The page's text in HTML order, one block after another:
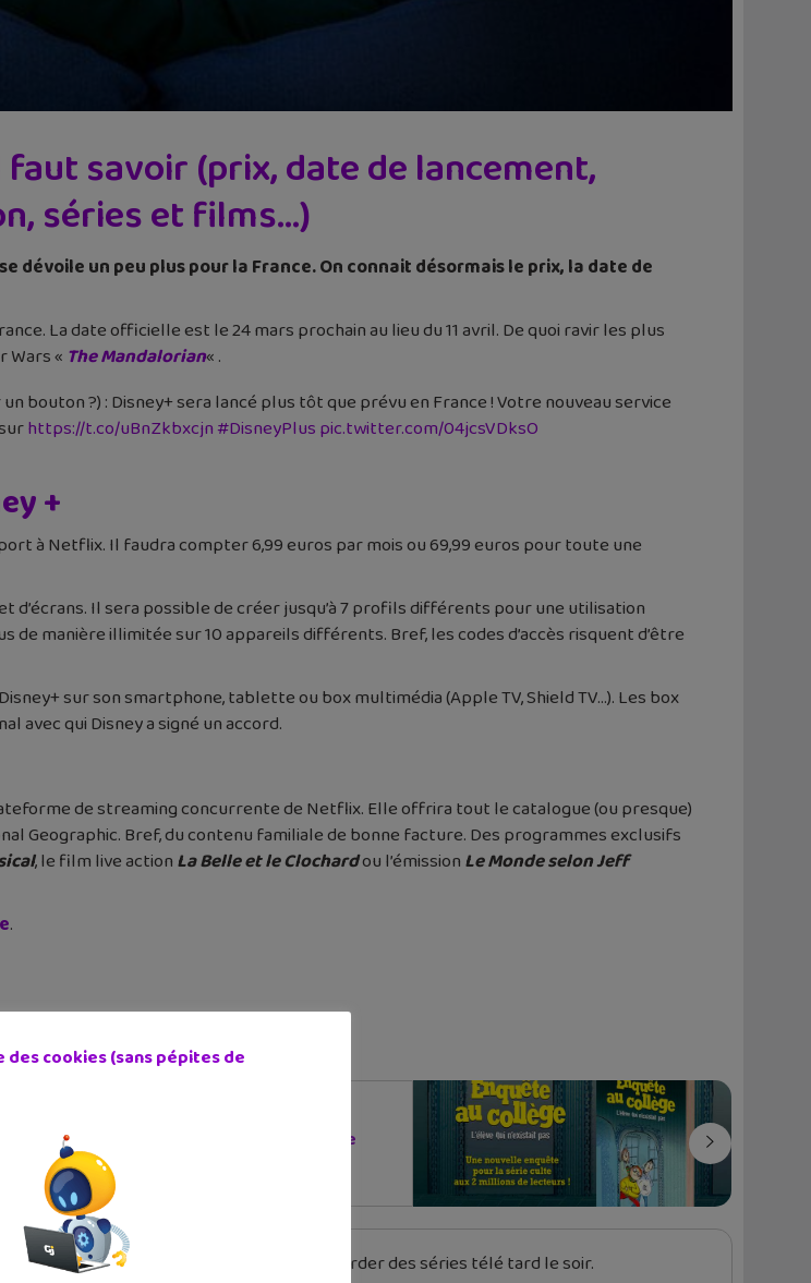
faut savoir (prix, date de lancement,
séries et films…)
dévoile un peu plus pour la France. On connait désormais le prix, la date de
La date officielle est le 24 mars prochain au lieu du 11 avril. De quoi ravir les plus
Wars « The Mandalorian« .
bouton ?) : Disney+ sera lancé plus tôt que prévu en France ! Votre nouveau service
https://t.co/uBnZkbxcjn#DisneyPluspic.twitter.com/04jcsVDksO
+
à Netflix. Il faudra compter 6,99 euros par mois ou 69,99 euros pour toute une
Il sera possible de créer jusqu’à 7 profils différents pour une utilisation
de manière illimitée sur 10 appareils différents. Bref, les codes d’accès risquent d’être
sur son smartphone, tablette ou box multimédia (Apple TV, Shield TV…). Les box
avec qui Disney a signé un accord.
de streaming concurrente de Netflix. Elle offrira tout le catalogue (ou presque)
Geographic. Bref, du contenu familiale de bonne facture. Des programmes exclusifs
, le film live actionLa Belle et le Clochardou l’émissionLe Monde selon Jeff
.
Lecture du jour #25 : Enquête
tester de nouvelles applications et regarder des séries télé tard le soir.
des cookies (sans pépites de